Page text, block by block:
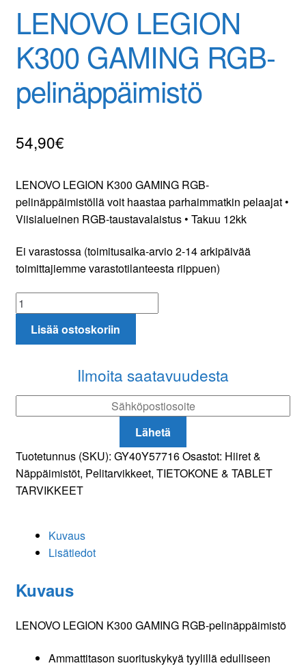
LENOVO LEGION
K300 GAMING RGB-
pelinäppäimistö
54,90€
LENOVO LEGION K300 GAMING RGB-
pelinäppäimistöllä voit haastaa parhaimmatkin pelaajat •
Viisialueinen RGB-taustavalaistus • Takuu 12kk
Ei varastossa (toimitusaika-arvio 2-14 arkipäivää
toimittajiemme varastotilanteesta riippuen)
LENOVO
LEGION
K300
pelinäppäimistö
Lisää ostoskoriin
Ilmoita saatavuudesta
Lähetä
Tuotetunnus (SKU): GY40Y57716Osastot: Hiiret &
Näppäimistöt, Pelitarvikkeet, TIETOKONE & TABLET
TARVIKKEET
Kuvaus
Lisätiedot
Kuvaus
LENOVO LEGION K300 GAMING RGB-pelinäppäimistö
Ammattitason suorituskykyä tyylillä edulliseen